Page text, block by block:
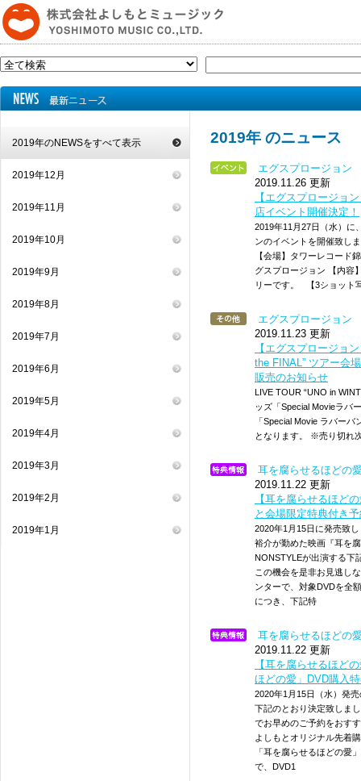
2019年のNEWSをすべて表示
2019年12月
2019年11月
2019年10月
2019年9月
2019年8月
2019年7月
2019年6月
2019年5月
2019年4月
2019年3月
2019年2月
2019年1月
2019年 のニュース
エグスプロージョン
2019.11.26 更新
【エグスプロージョ
店イベント開催決定！
2019年11月27日（水）に
ンのイベントを開催致し
【会場】タワーレコー
グスプロージョン 【内容
リーです。 【3ショット
エグスプロージョン
2019.11.23 更新
【エグスプロージョ
the FINAL” ツアー会
販売のお知らせ
LIVE TOUR “UNO in
ッズ「Special Movieラ
「Special Movie ラバー
となります。 ※売り切れ
耳を腐らせるほどの
2019.11.22 更新
【耳を腐らせるほど
と会場限定特典付き
2020年1月15日に発売致
裕介が勤めた映画『耳を
NONSTYLEが出演する下
この機会を是非お見逃し
ンターで、対象DVDを全
につき、下記特
耳を腐らせるほどの
2019.11.22 更新
【耳を腐らせるほど
ほどの愛」DVD購入
2020年1月15日（水）発
下記のとおり決定致しま
でお早めのご予約をおす
よしもとオリジナル先着
「耳を腐らせるほどの愛
で、DVD1